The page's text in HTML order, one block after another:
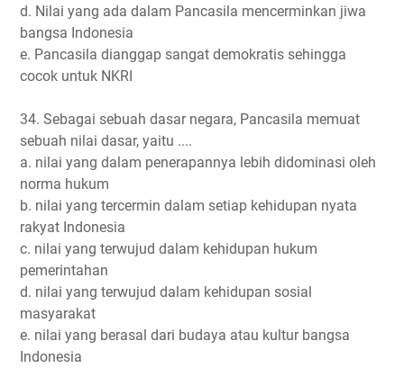
d. Nilai yang ada dalam Pancasila mencerminkan jiwa
bangsa Indonesia
e. Pancasila dianggap sangat demokratis sehingga
cocok untuk NKRI
34. Sebagai sebuah dasar negara, Pancasila memuat
sebuah nilai dasar, yaitu ....
a. nilai yang dalam penerapannya lebih didominasi oleh
norma hukum
b. nilai yang tercermin dalam setiap kehidupan nyata
rakyat Indonesia
c. nilai yang terwujud dalam kehidupan hukum
pemerintahan
d. nilai yang terwujud dalam kehidupan sosial
masyarakat
e. nilai yang berasal dari budaya atau kultur bangsa
Indonesia